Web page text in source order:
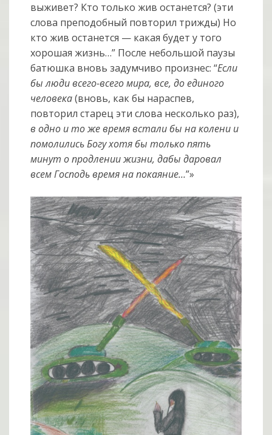
выживет? Кто только жив останется? (эти
слова преподобный повторил трижды) Но
кто жив останется — какая будет у того
хорошая жизнь…” После небольшой паузы
батюшка вновь задумчиво произнес: “Если
бы люди всего-всего мира, все, до единого
человека(вновь, как бы нараспев,
повторил старец эти слова несколько раз),
в одно и то же время встали бы на колени и
помолились Богу хотя бы только пять
минут о продлении жизни, дабы даровал
всем Господь время на покаяние…”»